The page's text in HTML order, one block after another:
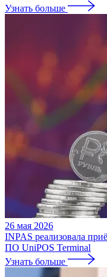
Узнать больше
26 мая 2026
INPAS реализовала
ПО UniPOS Terminal
Узнать больше